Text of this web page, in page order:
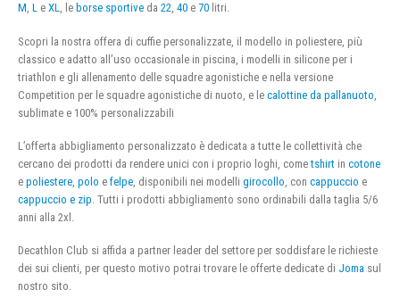
M, L e XL, le borse sportive da 22, 40 e 70 litri.
Scopri la nostra offera di cuffie personalizzate, il modello in poliestere, più
classico e adatto all’uso occasionale in piscina, i modelli in silicone per i
triathlon e gli allenamento delle squadre agonistiche e nella versione
Competition per le squadre agonistiche di nuoto, e le calottine da pallanuoto
sublimate e 100% personalizzabili
L’offerta abbigliamento personalizzato è dedicata a tutte le collettività che
cercano dei prodotti da rendere unici con i proprio loghi, cometshirt in cotone
e poliestere polo e felpe , disponibili nei modelli girocollo , con cappuccio e
cappuccio e zip . Tutti i prodotti abbigliamento sono ordinabili dalla taglia 5/6
anni alla 2xl.
Decathlon Club si affida a partner leader del settore per soddisfare le richieste
dei sui clienti, per questo motivo potrai trovare le offerte dedicate di Joma sul
nostro sito.